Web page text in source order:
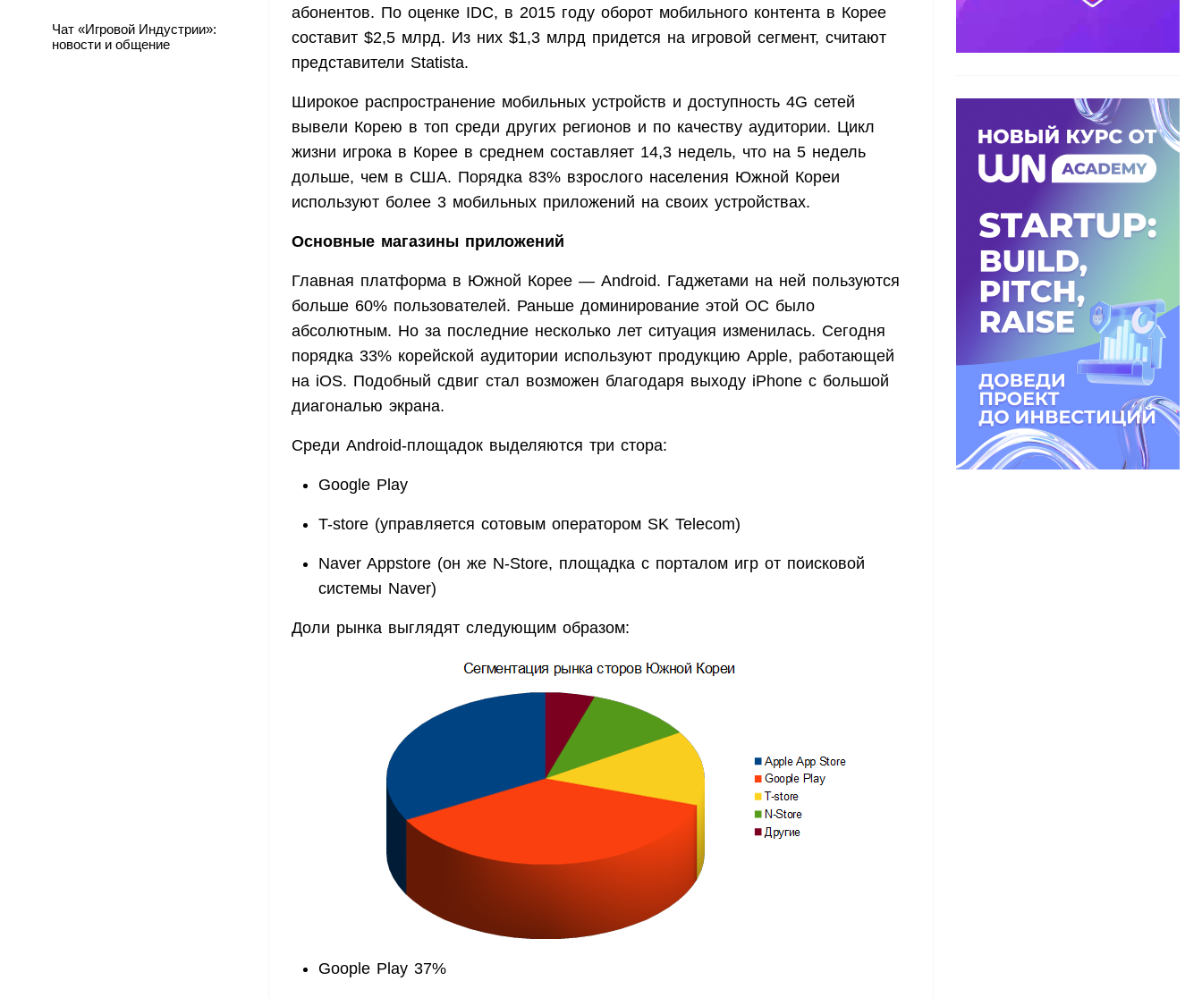
Чат «Игровой Индустрии»:
новости и общение
абонентов. По оценке IDC, в 2015 году оборот мобильного контента в Корее
составит $2,5 млрд. Из них $1,3 млрд придется на игровой сегмент, считают
представители Statista.
Широкое распространение мобильных устройств и доступность 4G сетей
вывели Корею в топ среди других регионов и по качеству аудитории. Цикл
жизни игрока в Корее в среднем составляет 14,3 недель, что на 5 недель
дольше, чем в США. Порядка 83% взрослого населения Южной Кореи
используют более 3 мобильных приложений на своих устройствах.
Основные магазины приложений
Главная платформа в Южной Корее — Android. Гаджетами на ней пользуются
больше 60% пользователей. Раньше доминирование этой ОС было
абсолютным. Но за последние несколько лет ситуация изменилась. Сегодня
порядка 33% корейской аудитории используют продукцию Apple, работающей
на iOS. Подобный сдвиг стал возможен благодаря выходу iPhone с большой
диагональю экрана.
Среди Android-площадок выделяются три стора:
Google Play
T-store (управляется сотовым оператором SK Telecom)
Naver Appstore (он же N-Store, площадка с порталом игр от поисковой
системы Naver)
Доли рынка выглядят следующим образом:
Goople Play 37%